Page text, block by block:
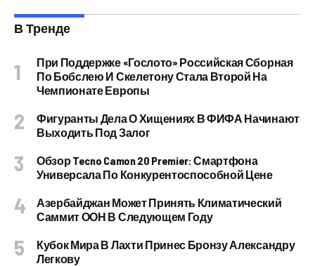
В Тренде
При Поддержке «Гослото» Российская Сборная
По Бобслею И Скелетону Стала Второй На
Чемпионате Европы
Фигуранты Дела О Хищениях В ФИФА Начинают
Выходить Под Залог
Обзор Tecno Camon 20 Premier: Смартфона
Универсала По Конкурентоспособной Цене
Азербайджан Может Принять Климатический
Саммит ООН В Следующем Году
Кубок Мира В Лахти Принес Бронзу Александру
Легкову